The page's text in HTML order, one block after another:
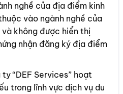
nghề của địa điểm kinh
vào ngành nghề của
không được hiển thị
nhận đăng ký địa điểm
“DEF Services” hoạt
trong lĩnh vực dịch vụ du